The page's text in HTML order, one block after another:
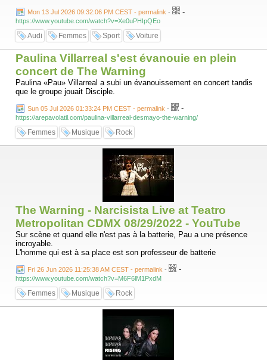
Mon 13 Jul 2026 09:32:06 PM CEST - permalink - -
https://www.youtube.com/watch?v=Xe0uPHIpQEo
Audi Femmes Sport Voiture
Paulina Villarreal s'est évanouie en plein
concert de The Warning
Paulina «Pau» Villarreal a subi un évanouissement en concert tandis
que le groupe jouait Disciple.
Sun 05 Jul 2026 01:33:24 PM CEST - permalink - -
https://arepavolatil.com/paulina-villarreal-desmayo-the-warning/
Femmes Musique Rock
The Warning - Narcisista Live at Teatro
Metropolitan CDMX 08/29/2022 - YouTube
Sur scène et quand elle n'est pas à la batterie, Pau a une présence
incroyable.
L'homme qui est à sa place est son professeur de batterie
Fri 26 Jun 2026 11:25:38 AM CEST - permalink - -
https://www.youtube.com/watch?v=M6F6lM1PxdM
Femmes Musique Rock